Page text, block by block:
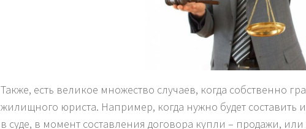
Также, есть великое множество случаев, когда собственно
жилищного юриста. Например, когда нужно будет составить
в суде, в момент составления договора купли – продажи,